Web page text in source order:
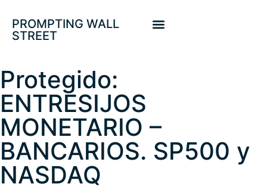
PROMPTING WALL
STREET
Protegido:
ENTRESIJOS
MONETARIO –
BANCARIOS. SP500 y
NASDAQ